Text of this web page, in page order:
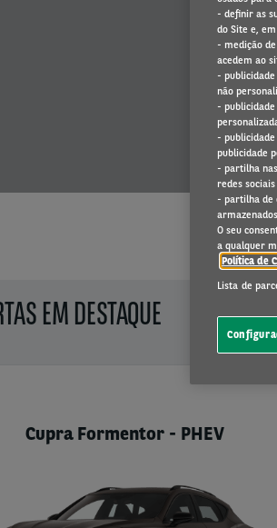
EM DESTAQUE
Cupra Formentor - PHEV
- definir as
do Site e,
- medição
acedem ao
-
não
-
-
publicidade
- partilha
redes
- partilha de
O seu
a qualquer
Política de
Lista de